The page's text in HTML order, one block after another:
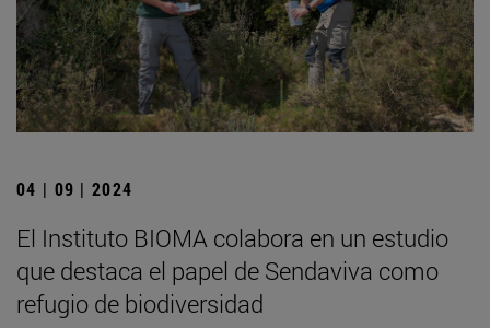
04 | 09 | 2024
El Instituto BIOMA colabora en un estudio
que destaca el papel de Sendaviva como
refugio de biodiversidad